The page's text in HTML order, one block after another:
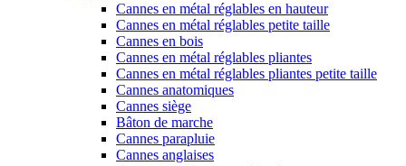
Cannes en métal réglables en hauteur
Cannes en métal réglables petite taille
Cannes en bois
Cannes en métal réglables pliantes
Cannes en métal réglables pliantes petite taille
Cannes anatomiques
Cannes siège
Bâton de marche
Cannes parapluie
Cannes anglaises